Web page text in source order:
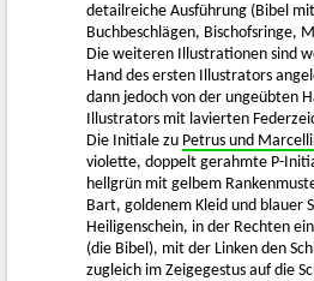
detailreiche Ausführung (Bibel
Buchbeschlägen, Bischofsringe,
Die weiteren Illustrationen sind
Hand des ersten Illustrators
dann jedoch von der ungeübten
Illustrators mit lavierten
Die Initiale zu Petrus und
violette, doppelt gerahmte P-
hellgrün mit gelbem
Bart, goldenem Kleid und blauer
Heiligenschein, in der Rechten
(die Bibel), mit der Linken den
zugleich im Zeigegestus auf die